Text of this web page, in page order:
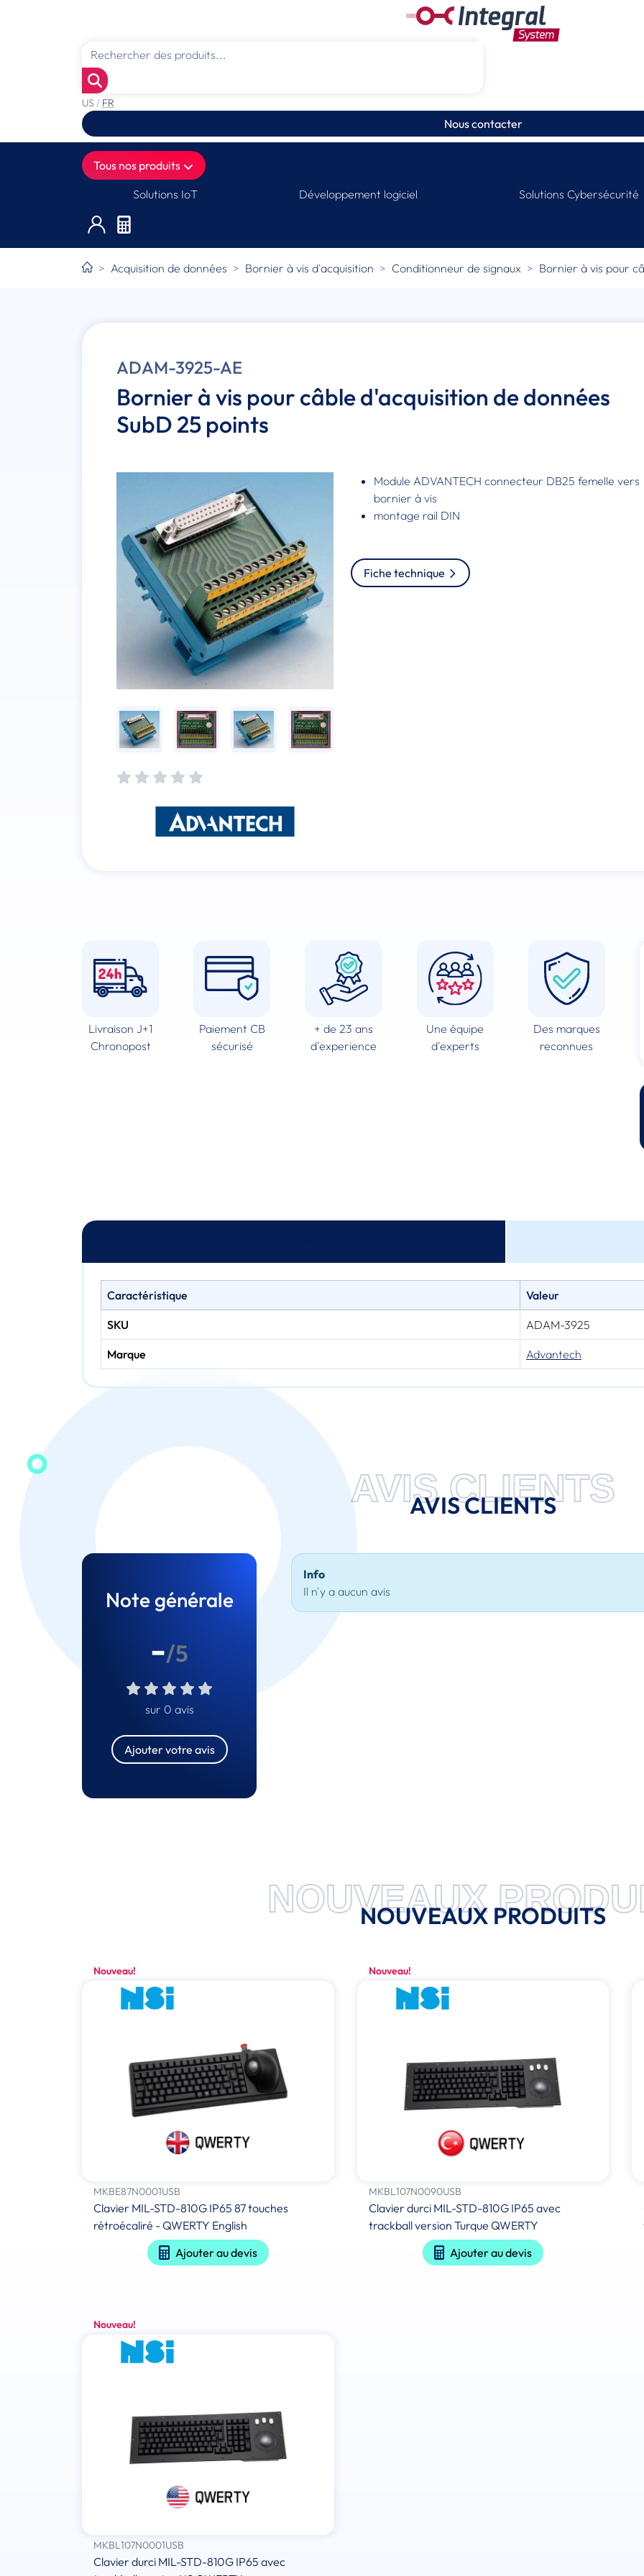
US / FR
Nous contacter
Tous nos produits
Solutions IoT Développement logiciel Solutions Cybersécurité
Acquisition de données Bornier à vis d'acquisition Conditionneur de signaux Bornier à vis pour
ADAM-3925-AE
Bornier à vis pour câble d'acquisition de données
SubD 25 points
Module ADVANTECH connecteur DB25 femelle vers
bornier à vis
montage rail DIN
Fiche technique
Livraison J+1
Chronopost
Paiement CB
sécurisé
+ de 23 ans
d'experience
Une équipe
d'experts
Des marques
reconnues
Caractéristique Valeur
SKU ADAM-3925
Marque Advantech
AVIS CLIENTS
AVIS CLIENTS
Note générale
-/5
sur 0 avis
Ajouter votre avis
Info
Il n'y a aucun avis
NOUVEAUX PRODUITS
NOUVEAUX
Nouveau!
MKBE87N0001USB
Clavier MIL-STD-810G IP65 87 touches
rétroécaliré - QWERTY English
Ajouter au devis
Nouveau!
MKBL107N0090USB
Clavier durci MIL-STD-810G IP65 avec
trackball version Turque QWERTY
Ajouter au devis
Nouveau!
MKBL107N0001USB
Clavier durci MIL-STD-810G IP65 avec